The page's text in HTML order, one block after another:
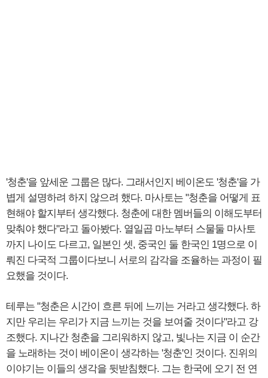
'청춘'을 앞세운 그룹은 많다. 그래서인지 베이온도 '청춘'을 가
볍게 설명하려 하지 않으려 했다. 마사토는 "청춘을 어떻게 표
현해야 할지부터 생각했다. 청춘에 대한 멤버들의 이해도부터
맞춰야 했다"라고 돌아봤다. 열일곱 마노부터 스물둘 마사토
까지 나이도 다르고, 일본인 셋, 중국인 둘 한국인 1명으로 이
뤄진 다국적 그룹이다보니 서로의 감각을 조율하는 과정이 필
요했을 것이다.
테루는 "청춘은 시간이 흐른 뒤에 느끼는 거라고 생각했다. 하
지만 우리는 우리가 지금 느끼는 것을 보여줄 것이다"라고 강
조했다. 지나간 청춘을 그리워하지 않고, 빛나는 지금 이 순간
을 노래하는 것이 베이온이 생각하는 '청춘'인 것이다. 진위의
이야기는 이들의 생각을 뒷받침했다. 그는 한국에 오기 전 연